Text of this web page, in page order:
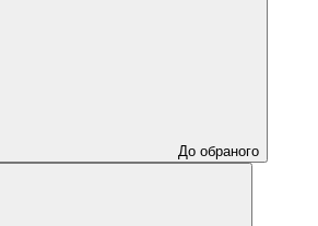
До обраного